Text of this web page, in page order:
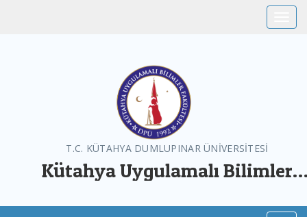
T.C. KÜTAHYA DUMLUPINAR ÜNİVERSİTESİ
Kütahya Uygulamalı Bilimler